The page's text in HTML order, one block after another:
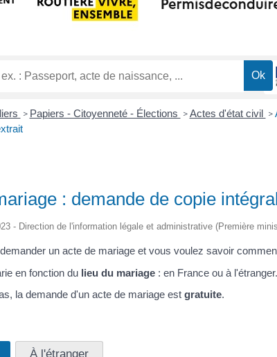
> Papiers - Citoyenneté - Élections > Actes d'état civil >
: demande de copie
- Direction de l'information légale et administrative (Première
un acte de mariage et vous voulez savoir
en fonction du lieu du mariage : en France ou à l'étranger.
la demande d'un acte de mariage est gratuite.
À l'étranger